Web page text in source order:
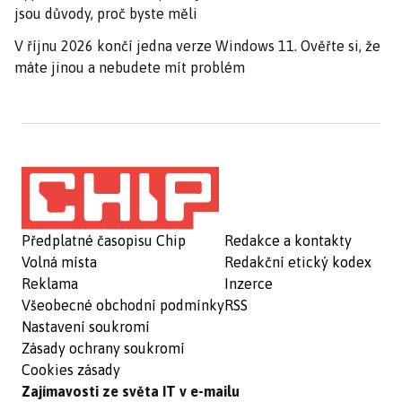
jsou důvody, proč byste měli
V říjnu 2026 končí jedna verze Windows 11. Ověřte si, že
máte jinou a nebudete mít problém
Předplatné časopisu Chip
Volná místa
Reklama
Všeobecné obchodní podmínky
Nastavení soukromí
Zásady ochrany soukromí
Cookies zásady
Redakce a kontakty
Redakční etický kodex
Inzerce
RSS
Zajímavosti ze světa IT v e-mailu